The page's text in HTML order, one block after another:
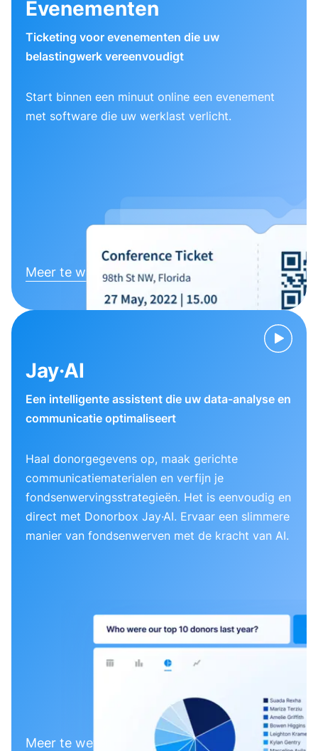
Evenementen
Ticketing voor evenementen die uw
belastingwerk vereenvoudigt
Start binnen een minuut online een evenement
met software die uw werklast verlicht.
Meer te weten komen
Jay·AI
Een intelligente assistent die uw data-analyse en
communicatie optimaliseert
Haal donorgegevens op, maak gerichte
communicatiematerialen en verfijn je
fondsenwervingsstrategieën. Het is eenvoudig en
direct met Donorbox Jay·AI. Ervaar een slimmere
manier van fondsenwerven met de kracht van AI.
Meer te weten komen